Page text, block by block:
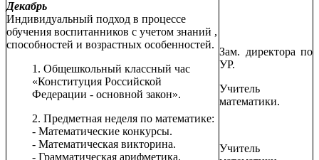
Декабрь
Индивидуальный подход в процессе
обучения воспитанников с учетом знаний ,
способностей и возрастных особенностей.
1. Общешкольный классный час
«Конституция Российской
Федерации - основной закон».
2. Предметная неделя по математике:
- Математические конкурсы.
- Математическая викторина.
- Грамматическая арифметика.
Зам. директора по
УР.
Учитель
математики.
Учитель